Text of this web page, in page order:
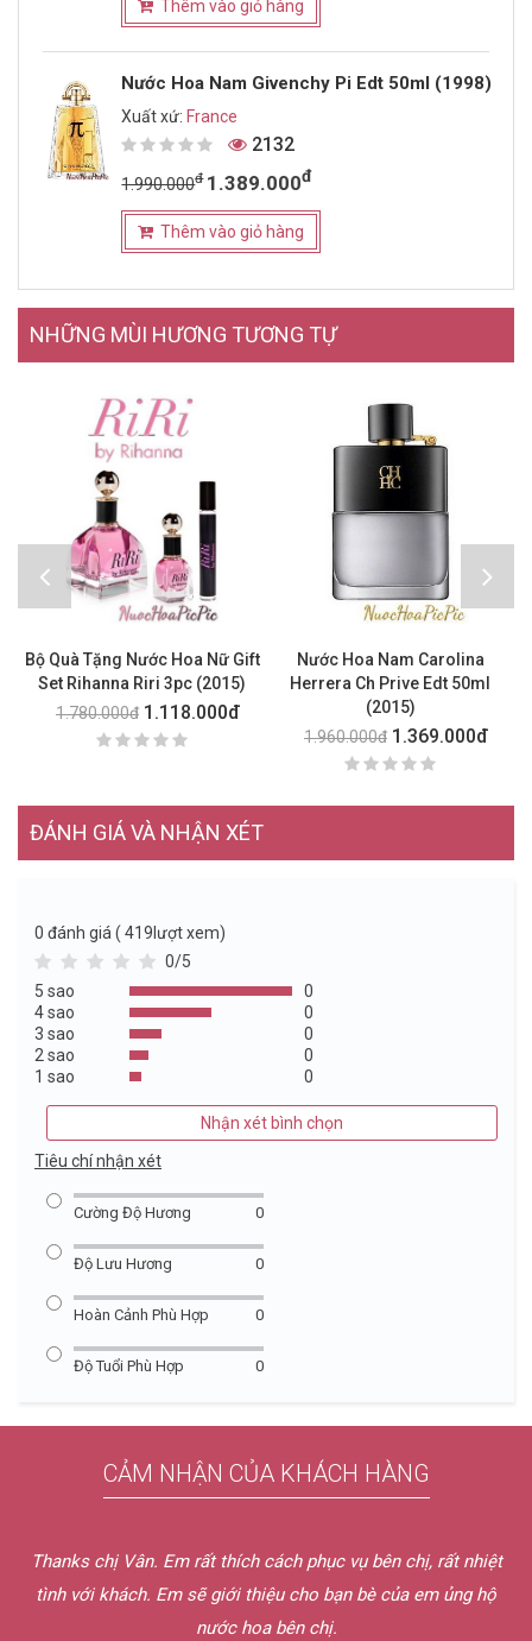
Thêm vào giỏ hàng
Nước Hoa Nam Givenchy Pi Edt 50ml (1998)
Xuất xứ: France
2132
1.990.000đ 1.389.000đ
Thêm vào giỏ hàng
NHỮNG MÙI HƯƠNG TƯƠNG TỰ
Bộ Quà Tặng Nước Hoa Nữ Gift
Set Rihanna Riri 3pc (2015)
1.780.000đ 1.118.000đ
Nước Hoa Nam Carolina
Herrera Ch Prive Edt 50ml
(2015)
1.960.000đ 1.369.000đ
ĐÁNH GIÁ VÀ NHẬN XÉT
0 đánh giá ( 419lượt xem)
0/5
5 sao
0
4 sao
0
3 sao
0
2 sao
0
1 sao
0
Nhận xét bình chọn
Tiêu chí nhận xét
Cường Độ Hương 0
Độ Lưu Hương 0
Hoàn Cảnh Phù Hợp 0
Độ Tuổi Phù Hợp 0
CẢM NHẬN CỦA KHÁCH HÀNG
Thanks chị Vân. Em rất thích cách phục vụ bên chị, rất nhiệt
tình với khách. Em sẽ giới thiệu cho bạn bè của em ủng hộ
nước hoa bên chị.